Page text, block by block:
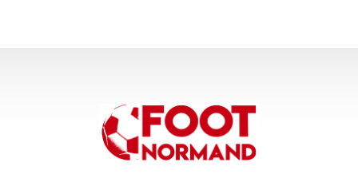
SM CAEN - MERCATO
Avec Mohamed Hafid, Malherbe veut frapper un gr...